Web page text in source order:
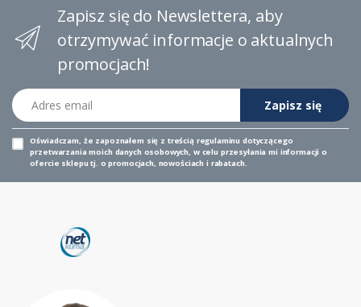
Zapisz się do Newslettera, aby
otrzymywać informacje o aktualnych
promocjach!
Adres email
Zapisz się
Oświadczam, że zapoznałem się z treścią regulaminu dotyczącego
przetwarzania moich danych osobowych, w celu przesyłania mi informacji o
ofercie sklepu tj. o promocjach, nowościach i rabatach.